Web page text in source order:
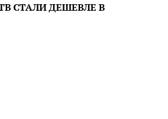
СТАЛИ ДЕШЕВЛЕ В